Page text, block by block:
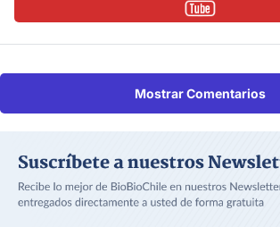
Mostrar Comentarios